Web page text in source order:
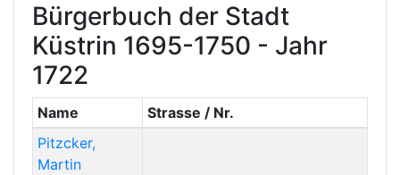
Bürgerbuch der Stadt
Küstrin 1695-1750 - Jahr
1722
Name
Strasse / Nr.
Pitzcker,
Martin